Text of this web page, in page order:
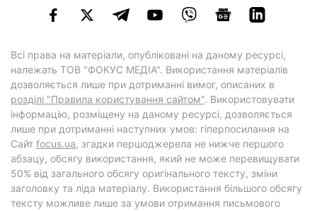
Всі права на матеріали, опубліковані на даному ресурсі,
належать ТОВ "ФОКУС МЕДІА". Використання матеріалів
дозволяється лише при дотриманні вимог, описаних в
розділі "Правила користування сайтом". Використовувати
інформацію, розміщену на даному ресурсі, дозволяється
лише при дотриманні наступних умов: гіперпосилання на
Cайт focus.ua, згадки першоджерела не нижче першого
абзацу, обсягу використання, який не може перевищувати
50% від загального обсягу оригінального тексту, зміни
заголовку та ліда матеріалу. Використання більшого обсягу
тексту можливе лише за умови отримання письмового